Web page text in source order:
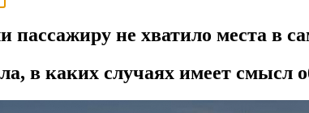
пассажиру не хватило места в
в каких случаях имеет смысл